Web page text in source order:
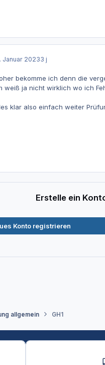
Januar 20233 j
bekomme ich denn die
weiß ja nicht wirklich wo ich
klar also einfach weiter
Erstelle ein
Konto registrieren
allgemein GH1